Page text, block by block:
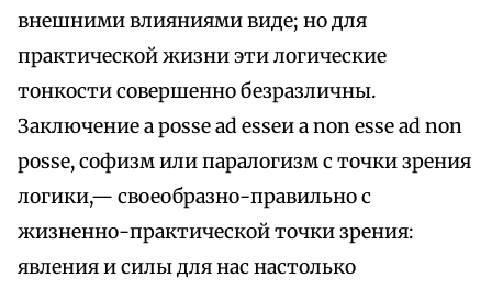
внешними влияниями виде; но для
практической жизни эти логические
тонкости совершенно безразличны.
Заключение a posse ad esseи а non esse ad non
posse, софизм или паралогизм с точки зрения
логики,— своеобразно-правильно с
жизненно-практической точки зрения:
явления и силы для нас настолько